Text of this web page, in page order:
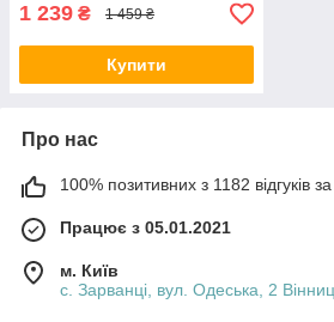
1 239 ₴ 1 459 ₴
Купити
Про нас
100% позитивних з 1182 відгуків за
Працює з 05.01.2021
м. Київ
с. Зарванці, вул. Одеська, 2